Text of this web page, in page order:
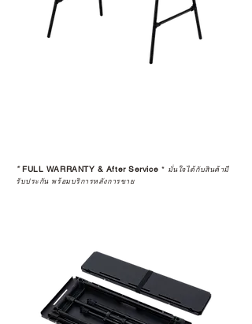
อ่านต่อเรื่องการรับประกันสินค้าได้
ตรงนี้
>>
https://www.campstudio.co.th/
*FULL WARRANTY & After Service * มั่นใจได้กับสินค้ามี
รับประกัน พร้อมบริการหลังการขาย